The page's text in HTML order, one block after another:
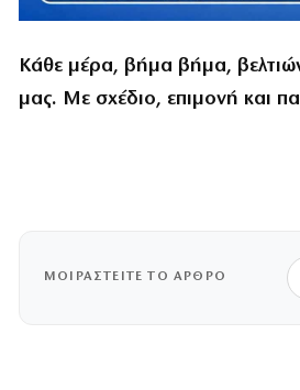
Κάθε μέρα, βήμα βήμα,
μας. Με σχέδιο, επιμονή και
ΜΟΙΡΑΣΤΕΙΤΕ ΤΟ ΑΡΘΡΟ